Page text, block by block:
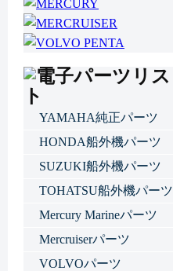
YAMAHA純正パーツ
HONDA船外機パーツ
SUZUKI船外機パーツ
TOHATSU船外機パーツ
Mercury Marineパーツ
Mercruiserパーツ
VOLVOパーツ